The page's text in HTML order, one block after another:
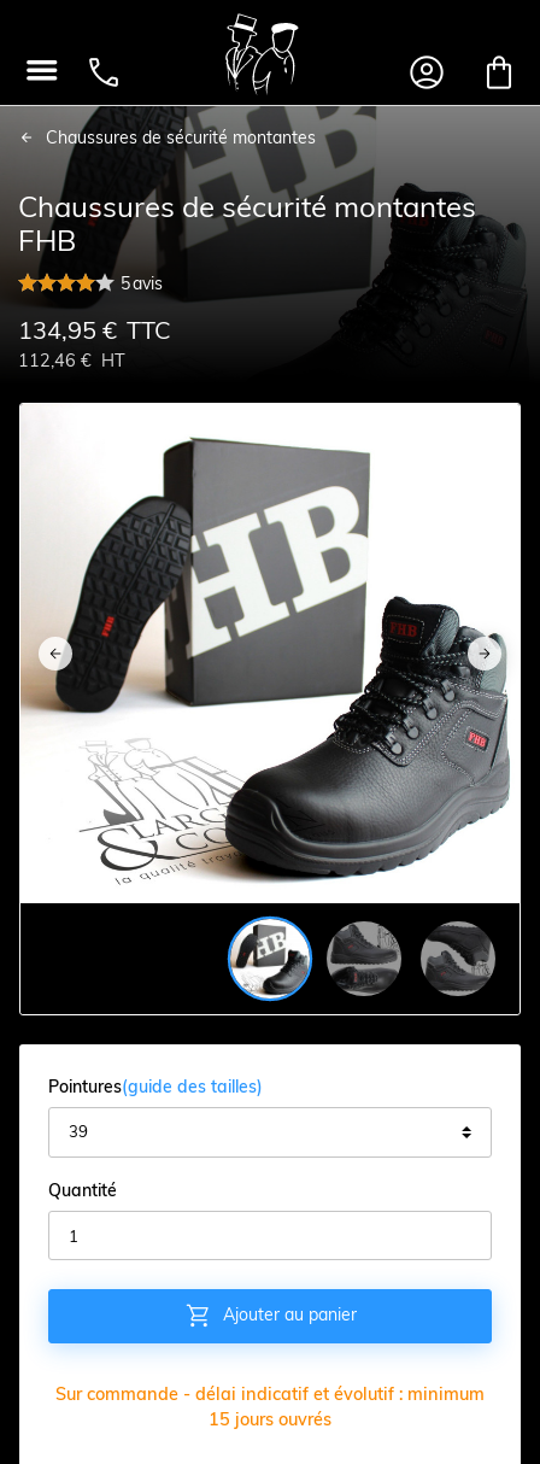
   
Chaussures de sécurité montantes
Chaussures de sécurité montantes
FHB
5avis
134,95 € TTC
112,46 € HT
 
 
 
Pointures(guide des tailles)
Quantité
 Ajouter au panier
Sur commande - délai indicatif et évolutif : minimum
15 jours ouvrés